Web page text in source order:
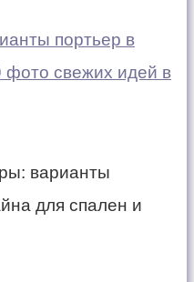
портьер в
фото свежих идей в